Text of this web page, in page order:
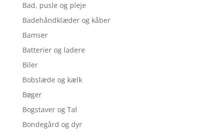
Bad, pusle og pleje
Badehåndklæder og kåber
Bamser
Batterier og ladere
Biler
Bobslæde og kælk
Bøger
Bogstaver og Tal
Bondegård og dyr